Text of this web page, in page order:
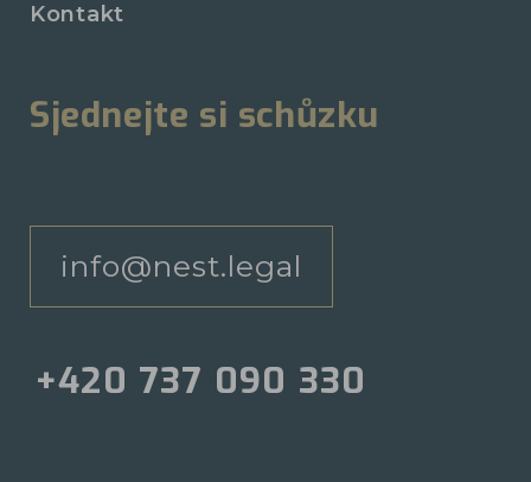
Kontakt
Sjednejte si schůzku
info@nest.legal
+420 737 090 330